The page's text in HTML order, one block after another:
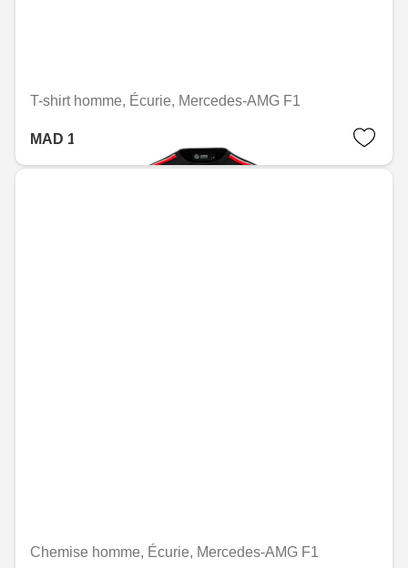
T-shirt homme, Écurie, Mercedes-AMG F1
MAD 1,267.20
Chemise homme, Écurie, Mercedes-AMG F1